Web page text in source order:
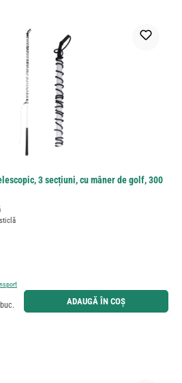
3 secțiuni, cu mâner de golf, 300
dorită sau utilizați butoanele pentru a mări sau micșora
buc. ADAUGĂ ÎN COȘ